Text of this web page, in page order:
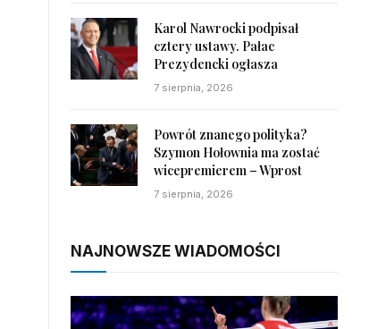
Karol Nawrocki podpisał
cztery ustawy. Pałac
Prezydencki ogłasza
7 sierpnia, 2026
Powrót znanego polityka?
Szymon Hołownia ma zostać
wicepremierem – Wprost
7 sierpnia, 2026
NAJNOWSZE WIADOMOŚCI